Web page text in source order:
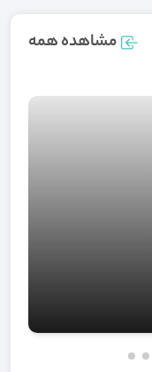
مشاهده همه